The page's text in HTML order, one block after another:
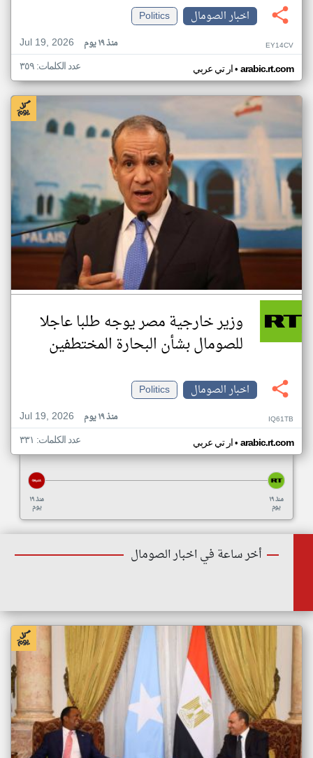
اخبار الصومال
Politics
Jul 19, 2026
منذ ١٩ يوم EY14CV
ار تي عربي• arabic.rt.com عدد الكلمات: ٣٥٩
وزير خارجية مصر يوجه طلبا عاجلا
للصومال بشأن البحارة المختطفين
اخبار الصومال
Politics
Jul 19, 2026
منذ ١٩ يوم IQ61TB
ار تي عربي• arabic.rt.com عدد الكلمات: ٣٣١
منذ ١٩
يوم
منذ ١٩
يوم
أخر ساعة في اخبار الصومال